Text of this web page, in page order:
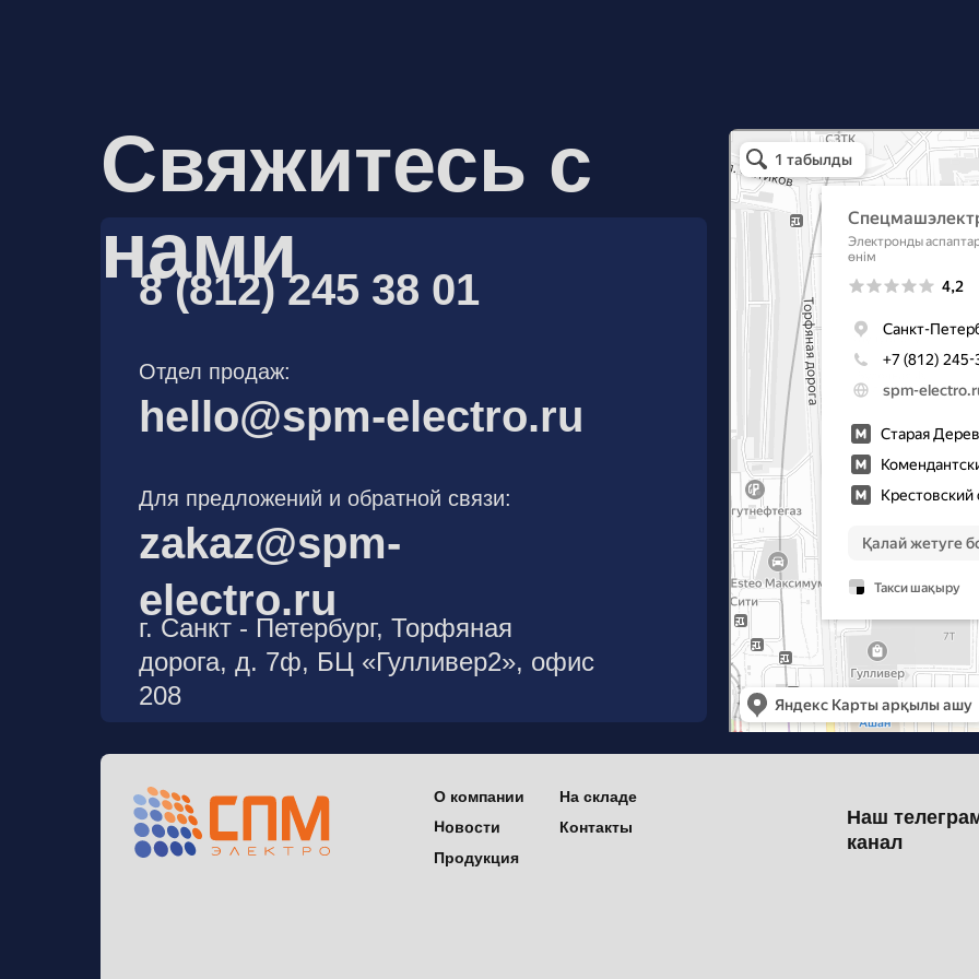
Свяжитесь с
нами
г. Санкт - Петербург, Торфяная
дорога, д. 7ф, БЦ «Гулливер2», офис
208
Отдел продаж:
hello@spm-electro.ru
Для предложений и обратной связи:
zakaz@spm-
electro.ru
8 (812) 245 38 01
Спецмашэлектро
Электронные приборы и компоненты в
О компании
Новости
Продукция
На складе
Контакты
Наш
канал